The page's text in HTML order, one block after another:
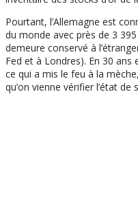
Pourtant, l’Allemagne est
du monde avec près de 3
demeure conservé à
Fed et à Londres). En 30 ans
ce qui a mis le feu à la
qu’on vienne vérifier l’état de